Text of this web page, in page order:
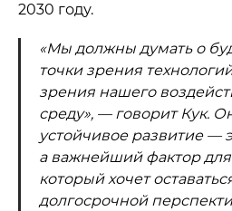
2030 году.
«Мы должны думать о
точки зрения
зрения нашего
среду», — говорит Кук.
устойчивое развитие —
а важнейший фактор
который хочет
долгосрочной